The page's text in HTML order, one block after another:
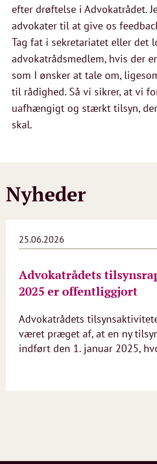
efter drøftelse i Advokatrådet.
advokater til at give os
Tag fat i sekretariatet eller det
advokatrådsmedlem, hvis der
som I ønsker at tale om,
til rådighed. Så vi sikrer, at vi
uafhængigt og stærkt tilsyn,
skal.
Nyheder
25.06.2026
Advokatrådets
2025 er offentliggjort
Advokatrådets
været præget af, at en ny
indført den 1. januar 2025,